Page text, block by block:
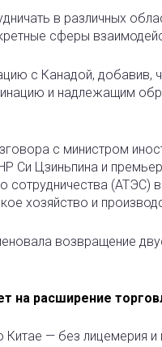
в различных
сферы
с Канадой, добавив,
и надлежащим
с министром
Си Цзиньпина и
сотрудничества
хозяйство и
возвращение
на расширение
Китае — без лицемерия и